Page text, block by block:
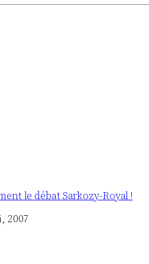
le débat Sarkozy-Royal !
2007